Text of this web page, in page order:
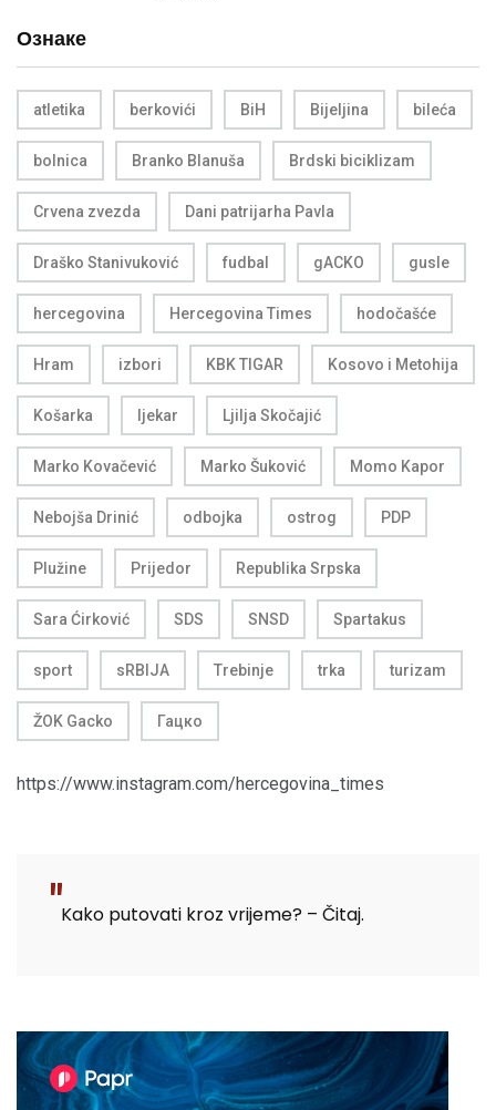
Ознаке
atletika berkovići BiH Bijeljina bileća
bolnica Branko Blanuša Brdski biciklizam
Crvena zvezda Dani patrijarha Pavla
Draško Stanivuković fudbal gACKO gusle
hercegovina Hercegovina Times hodočašće
Hram izbori KBK TIGAR Kosovo i Metohija
Košarka ljekar Ljilja Skočajić
Marko Kovačević Marko Šuković Momo Kapor
Nebojša Drinić odbojka ostrog PDP
Plužine Prijedor Republika Srpska
Sara Ćirković SDS SNSD Spartakus
sport sRBIJA Trebinje trka turizam
ŽOK Gacko Гацко
https://www.instagram.com/hercegovina_times
Kako putovati kroz vrijeme? – Čitaj.